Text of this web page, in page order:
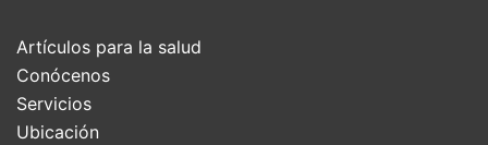
Artículos para la salud
Conócenos
Servicios
Ubicación